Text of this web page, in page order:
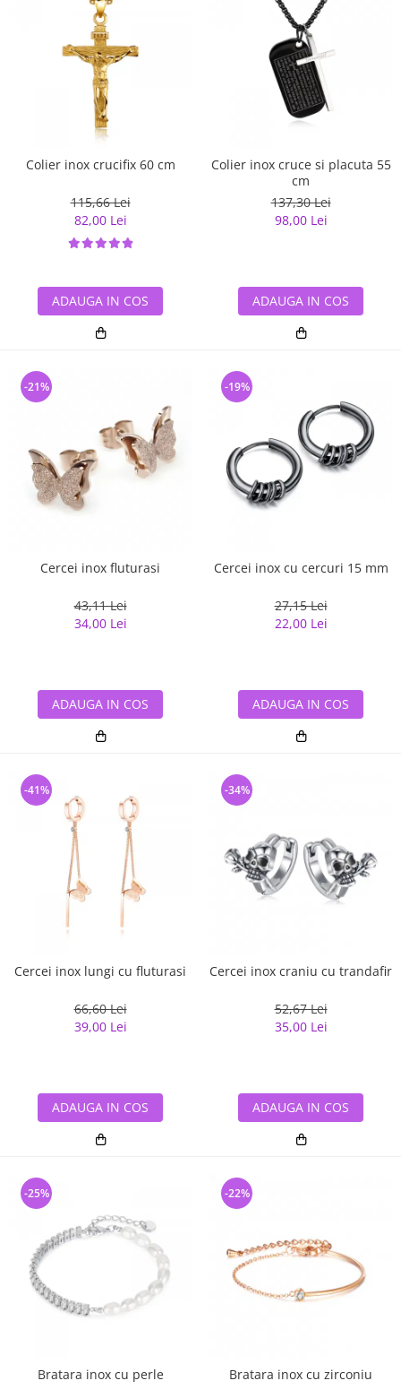
Colier inox crucifix 60 cm
115,66 Lei
82,00 Lei
ADAUGA IN COS
Colier inox cruce si placuta 55
cm
137,30 Lei
98,00 Lei
ADAUGA IN COS
Cercei inox fluturasi
43,11 Lei
34,00 Lei
-21%
ADAUGA IN COS
Cercei inox cu cercuri 15 mm
27,15 Lei
22,00 Lei
-19%
ADAUGA IN COS
Cercei inox lungi cu fluturasi
66,60 Lei
39,00 Lei
-41%
ADAUGA IN COS
Cercei inox craniu cu trandafir
52,67 Lei
35,00 Lei
-34%
ADAUGA IN COS
Bratara inox cu perle
-25%
Bratara inox cu zirconiu
-22%